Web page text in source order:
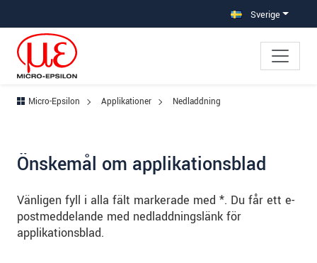
Sverige
Micro-Epsilon Applikationer Nedladdning
Önskemål om applikationsblad
Vänligen fyll i alla fält markerade med *. Du får ett e-
postmeddelande med nedladdningslänk för
applikationsblad.